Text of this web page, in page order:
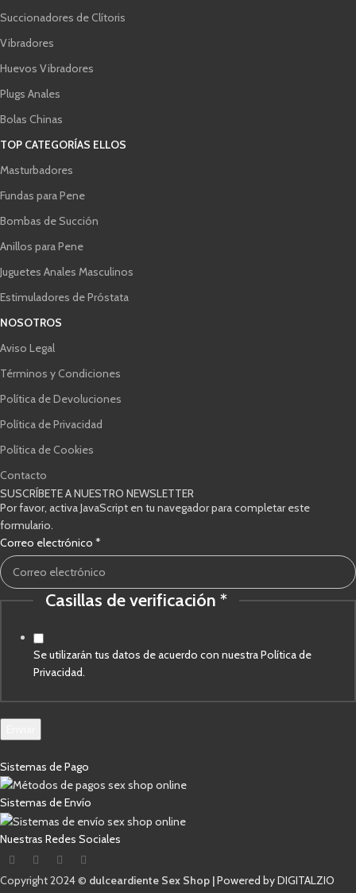
Succionadores de Clítoris
Vibradores
Huevos Vibradores
Plugs Anales
Bolas Chinas
TOP CATEGORÍAS ELLOS
Masturbadores
Fundas para Pene
Bombas de Succión
Anillos para Pene
Juguetes Anales Masculinos
Estimuladores de Próstata
NOSOTROS
Aviso Legal
Términos y Condiciones
Política de Devoluciones
Política de Privacidad
Política de Cookies
Contacto
SUSCRÍBETE A NUESTRO NEWSLETTER
Por favor, activa JavaScript en tu navegador para completar este
formulario.
de
Correo
electrónico
Correo electrónico *
Casillas de verificación *
Se utilizarán tus datos de acuerdo con nuestra Política de
Privacidad.
Sistemas de Pago
Sistemas de Envío
Nuestras Redes Sociales
Copyright 2024 © dulceardiente Sex Shop |Powered by DIGITALZIO